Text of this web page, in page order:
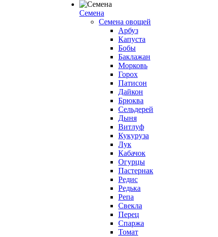
Семена
Семена овощей
Арбуз
Капуста
Бобы
Баклажан
Морковь
Горох
Патисон
Дайкон
Брюква
Сельдерей
Дыня
Витлуф
Кукуруза
Лук
Кабачок
Огурцы
Пастернак
Редис
Редька
Репа
Свекла
Перец
Спаржа
Томат